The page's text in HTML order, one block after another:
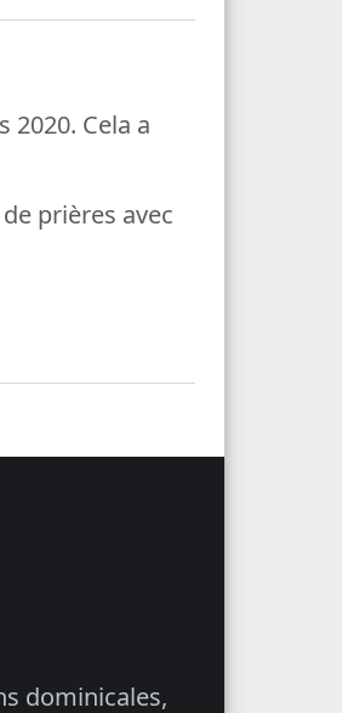
Cela a
prières avec
dominicales,